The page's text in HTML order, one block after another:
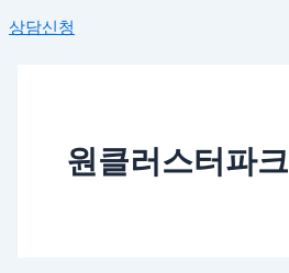
상담신청
원클러스터파크